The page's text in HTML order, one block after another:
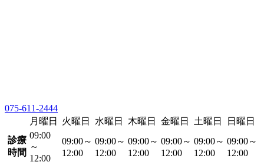
075-611-2444
月曜日
火曜日 水曜日 木曜日 金曜日 土曜日
日曜日
診療
時間
09:00
～
12:00
09:00～
12:00
09:00～
12:00
09:00～
12:00
09:00～
12:00
09:00～
12:00
09:00～
12:00